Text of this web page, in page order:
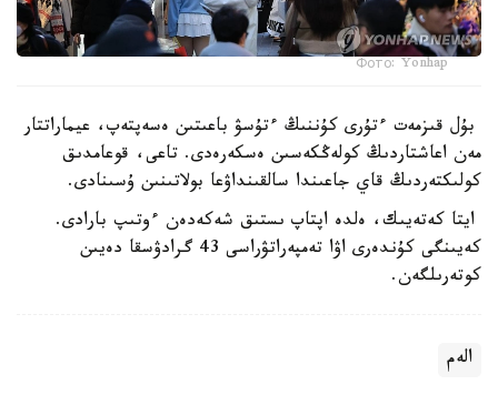
Фото: Yonhap
بۇل قىزمەت ءتۇرى كۇننىڭ ءتۇسۋ باعىتىن ەسەپتەپ، عيماراتتار
مەن اعاشتاردىڭ كولەڭكەسىن ەسكەرەدى. تاعى، قوعامدىق
كولىكتەردىڭ قاي جاعىندا سالقىنداۋعا بولاتىنىن ۇسىنادى.
ايتا كەتەيىك، ەلدە اپتاپ ىستىق شەكەدەن ءوتىپ بارادى.
كەيىنگى كۇندەرى اۋا تەمپەراتۋراسى 43 گرادۋسقا دەيىن
كوتەرىلگەن.
الەم